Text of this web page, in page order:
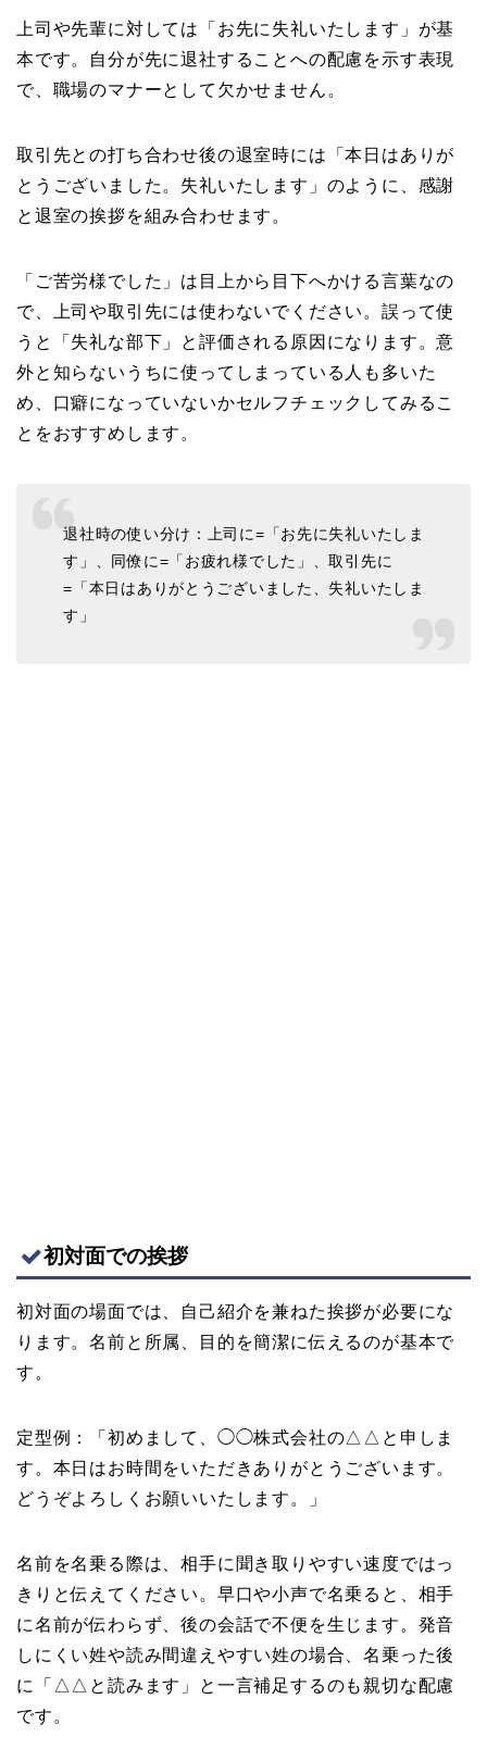
上司や先輩に対しては「お先に失礼いたします」が基
本です。自分が先に退社することへの配慮を示す表現
で、職場のマナーとして欠かせません。
取引先との打ち合わせ後の退室時には「本日はありが
とうございました。失礼いたします」のように、感謝
と退室の挨拶を組み合わせます。
「ご苦労様でした」は目上から目下へかける言葉なの
で、上司や取引先には使わないでください。誤って使
うと「失礼な部下」と評価される原因になります。意
外と知らないうちに使ってしまっている人も多いた
め、口癖になっていないかセルフチェックしてみるこ
とをおすすめします。
退社時の使い分け：上司に=「お先に失礼いたしま
す」、同僚に=「お疲れ様でした」、取引先に
=「本日はありがとうございました、失礼いたしま
す」
初対面での挨拶
初対面の場面では、自己紹介を兼ねた挨拶が必要にな
ります。名前と所属、目的を簡潔に伝えるのが基本で
す。
定型例：「初めまして、◯◯株式会社の△△と申しま
す。本日はお時間をいただきありがとうございます。
どうぞよろしくお願いいたします。」
名前を名乗る際は、相手に聞き取りやすい速度ではっ
きりと伝えてください。早口や小声で名乗ると、相手
に名前が伝わらず、後の会話で不便を生じます。発音
しにくい姓や読み間違えやすい姓の場合、名乗った後
に「△△と読みます」と一言補足するのも親切な配慮
です。